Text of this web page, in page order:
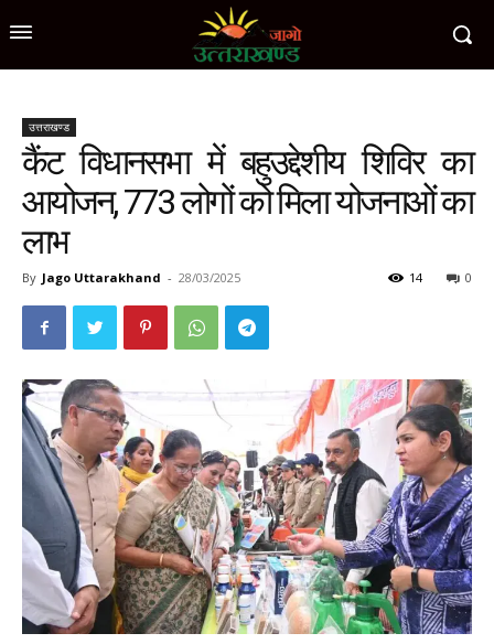
उत्तराखण्ड
कैंट विधानसभा में बहुउद्देशीय शिविर का
आयोजन, 773 लोगों को मिला योजनाओं का
लाभ
By Jago Uttarakhand - 28/03/2025 0
14